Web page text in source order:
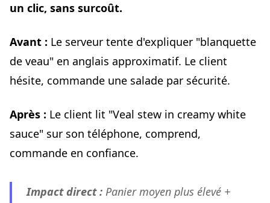
un clic, sans surcoût.
Avant : Le serveur tente d'expliquer "blanquette
de veau" en anglais approximatif. Le client
hésite, commande une salade par sécurité.
Après : Le client lit "Veal stew in creamy white
sauce" sur son téléphone, comprend,
commande en confiance.
Impact direct : Panier moyen plus élevé +